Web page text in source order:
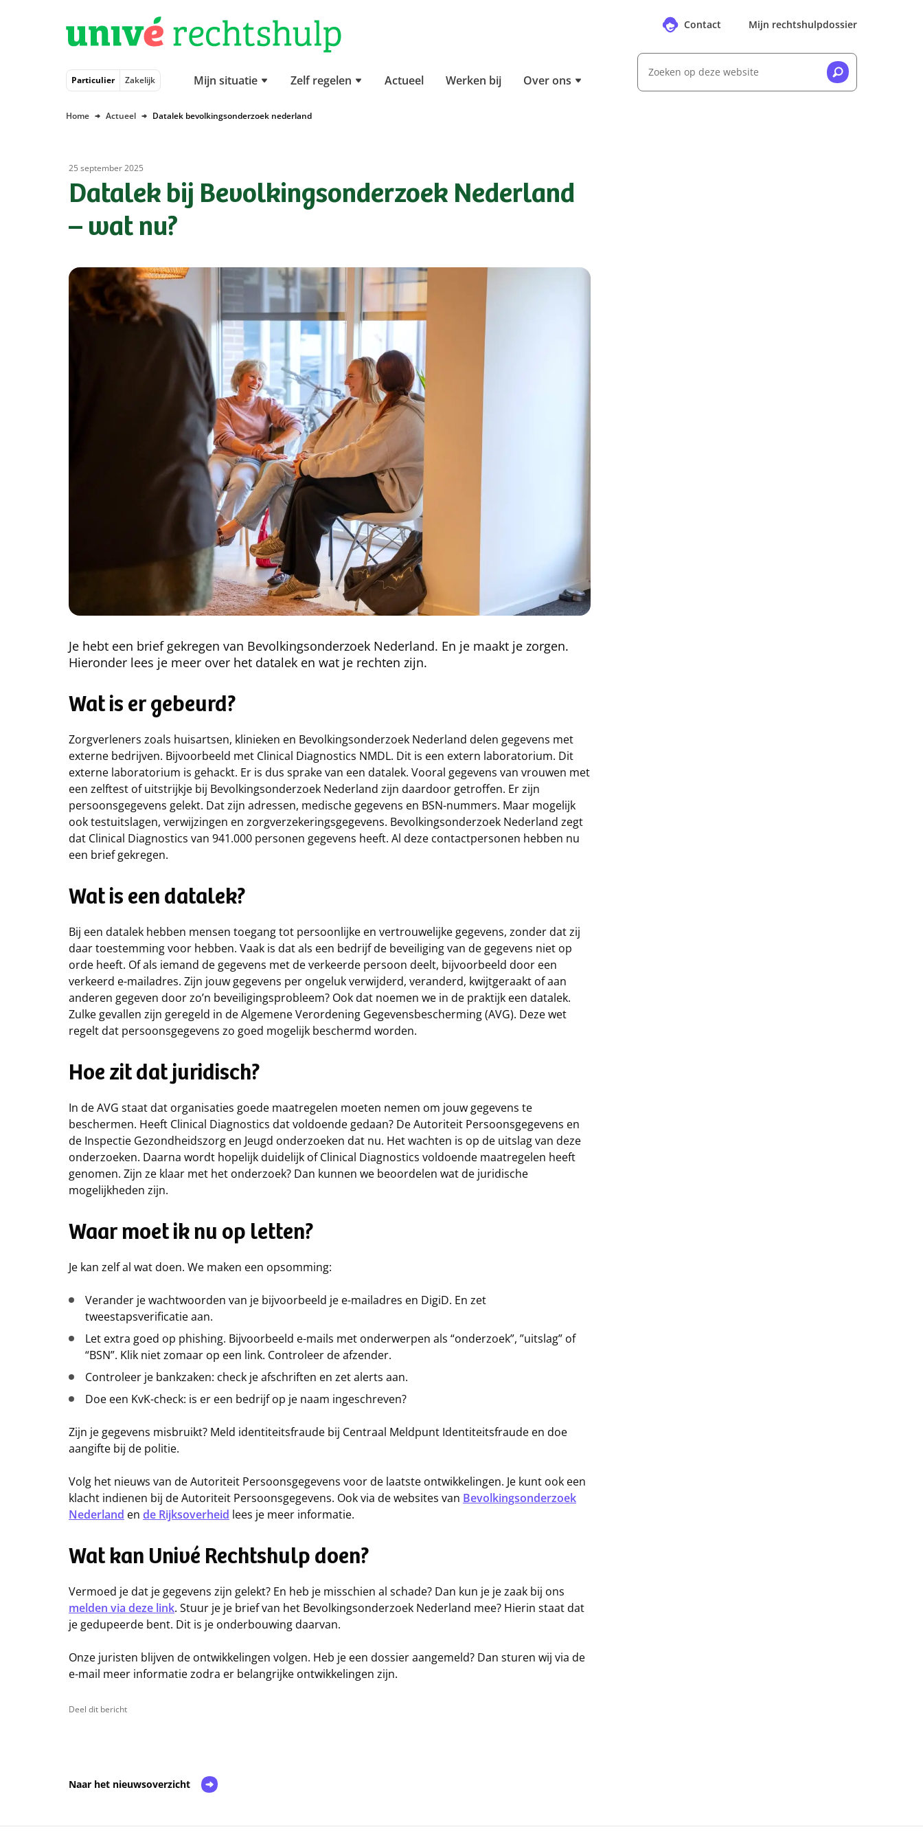
Naar hoofdinhoud
Naar hoofdnavigatie
Naar footer Contact Mijn rechtshulpdossier
Particulier Zakelijk Mijn situatie Zelf regelen Actueel Werken bij Over ons
Zoeken op deze website
Home Actueel Datalek bevolkingsonderzoek nederland
25 september 2025
Datalek bij Bevolkingsonderzoek Nederland
– wat nu?
Je hebt een brief gekregen van Bevolkingsonderzoek Nederland. En je maakt je zorgen.
Hieronder lees je meer over het datalek en wat je rechten zijn.
Wat is er gebeurd?
Zorgverleners zoals huisartsen, klinieken en Bevolkingsonderzoek Nederland delen gegevens met
externe bedrijven. Bijvoorbeeld met Clinical Diagnostics NMDL. Dit is een extern laboratorium. Dit
externe laboratorium is gehackt. Er is dus sprake van een datalek. Vooral gegevens van vrouwen met
een zelftest of uitstrijkje bij Bevolkingsonderzoek Nederland zijn daardoor getroffen. Er zijn
persoonsgegevens gelekt. Dat zijn adressen, medische gegevens en BSN-nummers. Maar mogelijk
ook testuitslagen, verwijzingen en zorgverzekeringsgegevens. Bevolkingsonderzoek Nederland zegt
dat Clinical Diagnostics van 941.000 personen gegevens heeft. Al deze contactpersonen hebben nu
een brief gekregen.
Wat is een datalek?
Bij een datalek hebben mensen toegang tot persoonlijke en vertrouwelijke gegevens, zonder dat zij
daar toestemming voor hebben. Vaak is dat als een bedrijf de beveiliging van de gegevens niet op
orde heeft. Of als iemand de gegevens met de verkeerde persoon deelt, bijvoorbeeld door een
verkeerd e-mailadres. Zijn jouw gegevens per ongeluk verwijderd, veranderd, kwijtgeraakt of aan
anderen gegeven door zo’n beveiligingsprobleem? Ook dat noemen we in de praktijk een datalek.
Zulke gevallen zijn geregeld in de Algemene Verordening Gegevensbescherming (AVG). Deze wet
regelt dat persoonsgegevens zo goed mogelijk beschermd worden.
Hoe zit dat juridisch?
In de AVG staat dat organisaties goede maatregelen moeten nemen om jouw gegevens te
beschermen. Heeft Clinical Diagnostics dat voldoende gedaan? De Autoriteit Persoonsgegevens en
de Inspectie Gezondheidszorg en Jeugd onderzoeken dat nu. Het wachten is op de uitslag van deze
onderzoeken. Daarna wordt hopelijk duidelijk of Clinical Diagnostics voldoende maatregelen heeft
genomen. Zijn ze klaar met het onderzoek? Dan kunnen we beoordelen wat de juridische
mogelijkheden zijn.
Waar moet ik nu op letten?
Je kan zelf al wat doen. We maken een opsomming:
Verander je wachtwoorden van je bijvoorbeeld je e-mailadres en DigiD. En zet
tweestapsverificatie aan.
Let extra goed op phishing. Bijvoorbeeld e-mails met onderwerpen als “onderzoek”, ”uitslag” of
“BSN”. Klik niet zomaar op een link. Controleer de afzender.
Controleer je bankzaken: check je afschriften en zet alerts aan.
Doe een KvK-check: is er een bedrijf op je naam ingeschreven?
Zijn je gegevens misbruikt? Meld identiteitsfraude bij Centraal Meldpunt Identiteitsfraude en doe
aangifte bij de politie.
Volg het nieuws van de Autoriteit Persoonsgegevens voor de laatste ontwikkelingen. Je kunt ook een
klacht indienen bij de Autoriteit Persoonsgegevens. Ook via de websites van Bevolkingsonderzoek
Nederland en de Rijksoverheid lees je meer informatie.
Wat kan Univé Rechtshulp doen?
Vermoed je dat je gegevens zijn gelekt? En heb je misschien al schade? Dan kun je je zaak bij ons
melden via deze link. Stuur je je brief van het Bevolkingsonderzoek Nederland mee? Hierin staat dat
je gedupeerde bent. Dit is je onderbouwing daarvan.
Onze juristen blijven de ontwikkelingen volgen. Heb je een dossier aangemeld? Dan sturen wij via de
e-mail meer informatie zodra er belangrijke ontwikkelingen zijn.
Deel dit bericht
Naar het nieuwsoverzicht